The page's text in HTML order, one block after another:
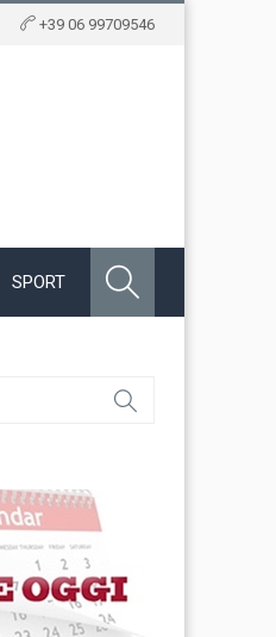
+39 06 99709546
SPORT